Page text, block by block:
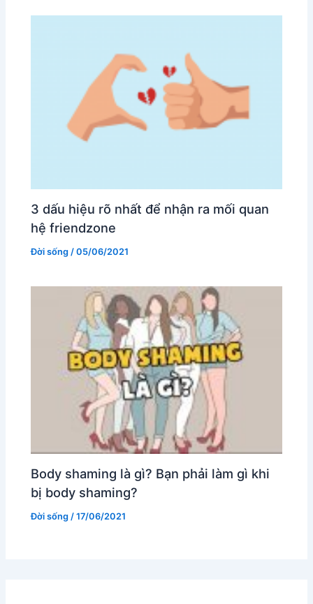
3 dấu hiệu rõ nhất để nhận ra mối quan
hệ friendzone
Đời sống /05/06/2021
Body shaming là gì? Bạn phải làm gì khi
bị body shaming?
Đời sống /17/06/2021